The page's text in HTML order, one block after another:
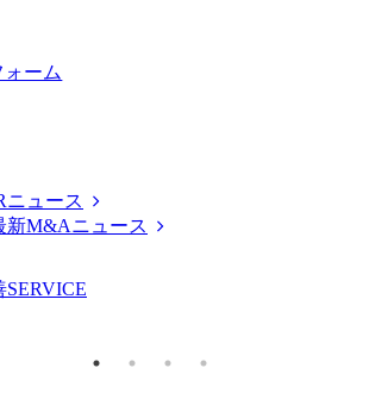
ォーム
ニュース
新M&Aニュース
SERVICE